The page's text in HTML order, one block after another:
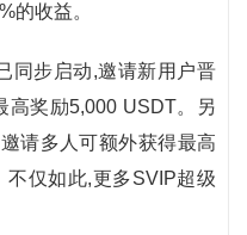
的收益。
同步启动,邀请新用户晋
高奖励5,000 USDT。另
请多人可额外获得最高
不仅如此,更多SVIP超级